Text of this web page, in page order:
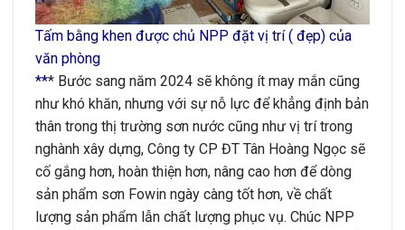
Tấm bằng khen được chủ NPP đặt vị trí ( đẹp) của
văn phòng
*** Bước sang năm 2024 sẽ không ít may mắn cũng
như khó khăn, nhưng với sự nỗ lực để khẳng định bản
thân trong thị trường sơn nước cũng như vị trí trong
nghành xây dựng, Công ty CP ĐT Tân Hoàng Ngọc sẽ
cố gắng hơn, hoàn thiện hơn, nâng cao hơn để dòng
sản phẩm sơn Fowin ngày càng tốt hơn, về chất
lượng sản phẩm lẫn chất lượng phục vụ. Chúc NPP